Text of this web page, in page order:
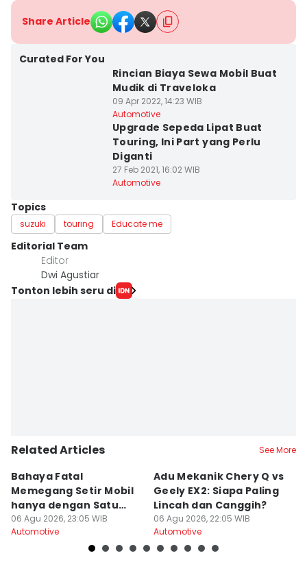
Share Article
Curated For You
Rincian Biaya Sewa Mobil Buat
Mudik di Traveloka
09 Apr 2022, 14:23 WIB
Automotive
Upgrade Sepeda Lipat Buat
Touring, Ini Part yang Perlu
Diganti
27 Feb 2021, 16:02 WIB
Automotive
Topics
suzuki touring Educate me
Editorial Team
Editor
Dwi Agustiar
Tonton lebih seru di
Related Articles See More
Bahaya Fatal
Memegang Setir Mobil
hanya dengan Satu
Tangan
06 Agu 2026, 23:05 WIB
Automotive
Adu Mekanik Chery Q vs
Geely EX2: Siapa Paling
Lincah dan Canggih?
06 Agu 2026, 22:05 WIB
Automotive